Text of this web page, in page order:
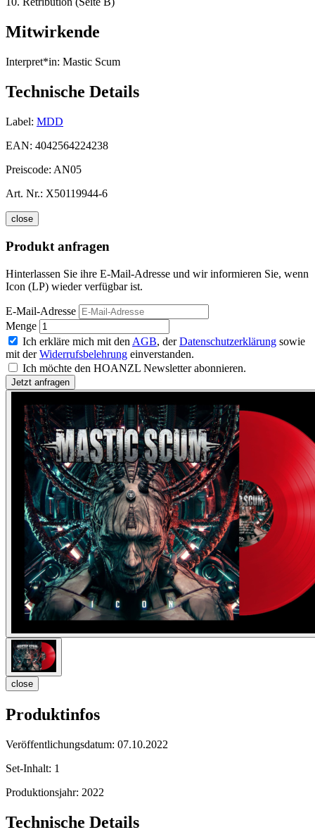
Mitwirkende
Interpret*in: Mastic Scum
Technische Details
Label: MDD
EAN: 4042564224238
Preiscode: AN05
Art. Nr.: X50119944-6
close
Produkt anfragen
Hinterlassen Sie ihre E-Mail-Adresse und wir informieren Sie, wenn
Icon (LP) wieder verfügbar ist.
E-Mail-Adresse
Menge
Ich erkläre mich mit den AGB, derDatenschutzerklärung sowie
mit derWiderrufsbelehrung einverstanden.
Ich möchte den HOANZL Newsletter abonnieren.
close
Produktinfos
Veröffentlichungsdatum: 07.10.2022
Set-Inhalt: 1
Produktionsjahr: 2022
Technische Details